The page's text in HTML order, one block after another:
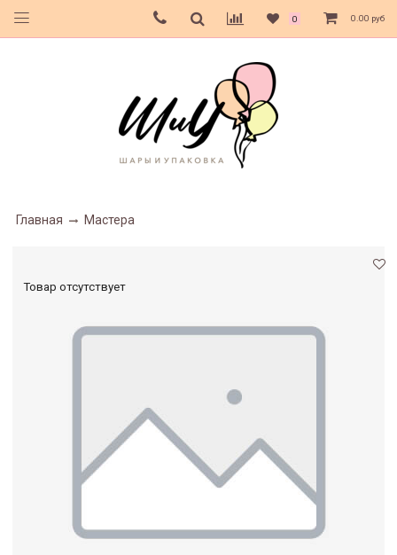
0 0.00 руб
Главная Мастера
Товар отсутствует